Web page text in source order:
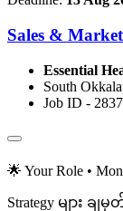
Sales &
Essential
South
Job ID -
🌟 Your Role •
Strategy များ ချမှ